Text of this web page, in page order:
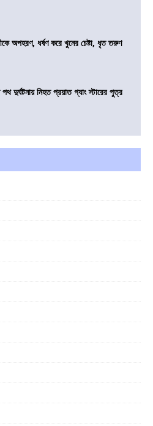
অপহরণ, ধর্ষণ করে খুনের চেষ্টা, ধৃত তরুণ
দুর্ঘটনায় নিহত প্রয়াত গ্যাং স্টারের পুত্র